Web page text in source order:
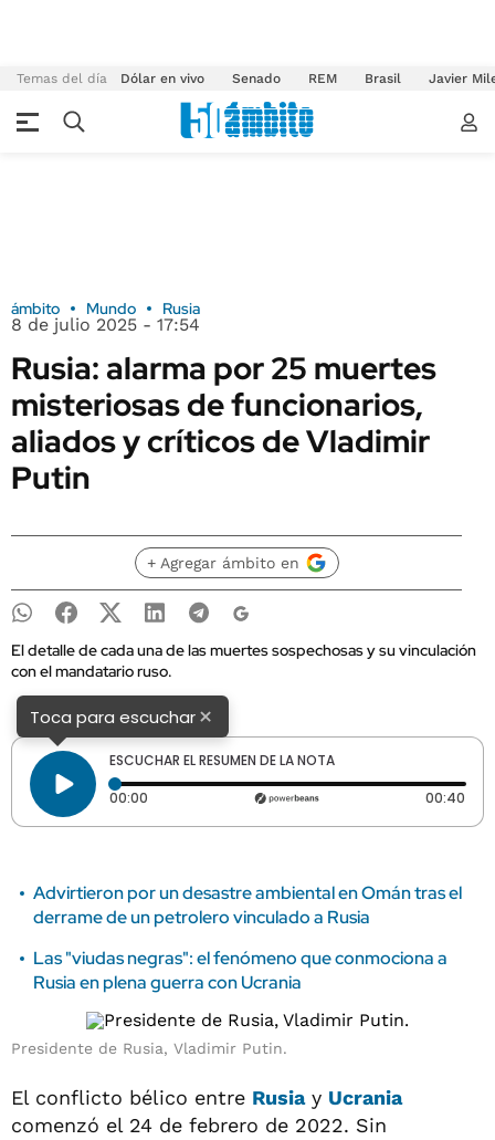
Temas del día Dólar en vivo Senado REM Brasil Javier
ámbito Mundo Rusia
8 de julio 2025 - 17:54
Rusia: alarma por 25 muertes
misteriosas de funcionarios,
aliados y críticos de Vladimir
Putin
+ Agregar ámbito en
El detalle de cada una de las muertes sospechosas y su vinculación
con el mandatario ruso.
Toca para escuchar×
ESCUCHAR EL RESUMEN DE LA NOTA
00:00 Tiempo transcurrido: 0 segundos 00:40
Advirtieron por un desastre ambiental en Omán tras el
derrame de un petrolero vinculado a Rusia
Las "viudas negras": el fenómeno que conmociona a
Rusia en plena guerra con Ucrania
Presidente de Rusia, Vladimir Putin.
El conflicto bélico entre Rusiay Ucrania
comenzó el 24 de febrero de 2022. Sin